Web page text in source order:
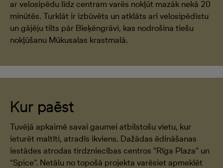
ar velosipēdu līdz centram varēs nokļūt mazāk nekā 20
minūtēs. Turklāt ir izbūvēts un atklāts arī velosipēdistu
un gājēju tilts pār Bieķēngrāvi, kas nodrošina tiešu
nokļūšanu Mūkusalas krastmalā.
Kur paēst
Tuvējā apkaimē savai gaumei atbilstošu vietu, kur
ieturēt maltīti, atradīs ikviens. Dažādas ēdināšanas
iestādes atrodas tirdzniecības centros “Rīga Plaza” un
“Spice”. Netālu no topošā projekta varēsiet apmeklēt